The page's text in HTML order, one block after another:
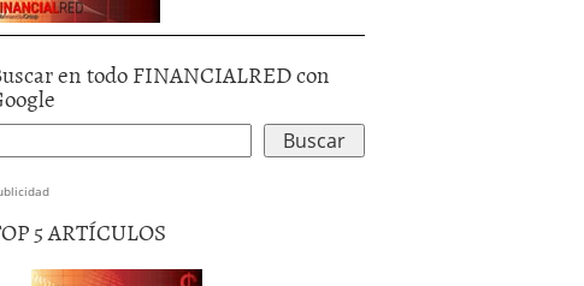
en todo FINANCIALRED con
5 ARTÍCULOS